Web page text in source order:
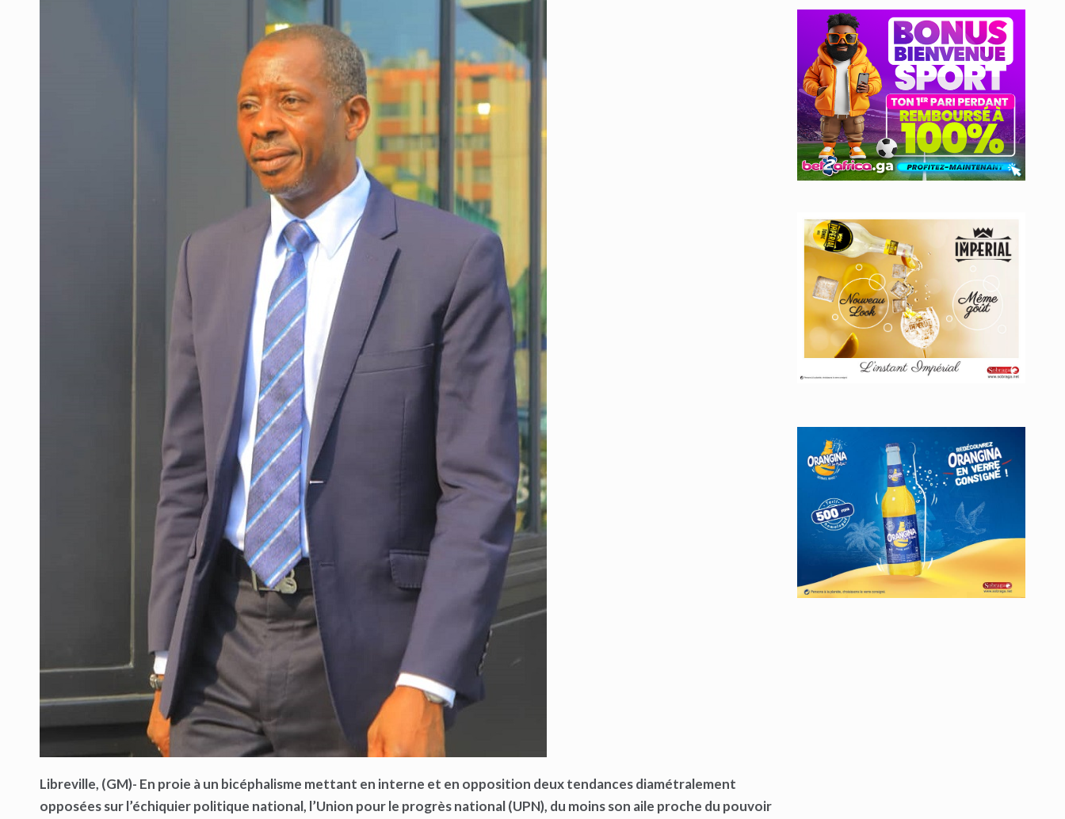
Libreville, (GM)- En proie à un bicéphalisme mettant en interne et en opposition deux tendances diamétralement
opposées sur l’échiquier politique national, l’Union pour le progrès national (UPN), du moins son aile proche du pouvoir